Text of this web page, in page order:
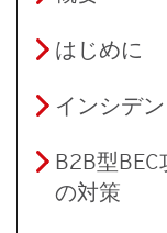
はじめに
インシデ
B2B型
の対策